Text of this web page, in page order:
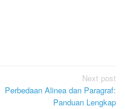
Next post
Perbedaan Alinea dan Paragraf:
Panduan Lengkap